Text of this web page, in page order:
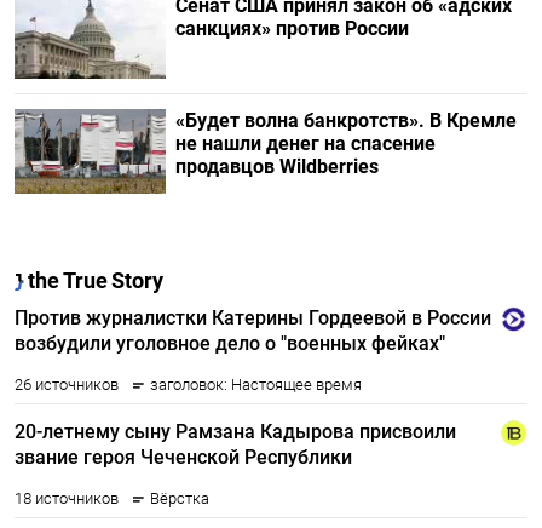
Сенат США принял закон об «адских
санкциях» против России
«Будет волна банкротств». В Кремле
не нашли денег на спасение
продавцов Wildberries